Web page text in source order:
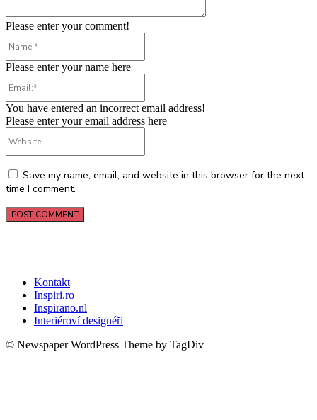
Please enter your comment!
Please enter your name here
You have entered an incorrect email address!
Please enter your email address here
Save my name, email, and website in this browser for the next
time I comment.
Kontakt
Inspiri.ro
Inspirano.nl
Interiéroví designéři
© Newspaper WordPress Theme by TagDiv